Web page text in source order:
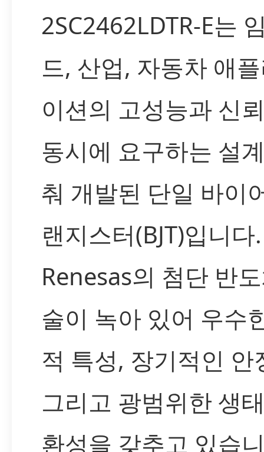
2SC2462LDTR-E는
드, 산업, 자동차 애
이션의 고성능과 신
동시에 요구하는 설
춰 개발된 단일 바이
랜지스터(BJT)입니다.
Renesas의 첨단 반
술이 녹아 있어 우수
적 특성, 장기적인 안
그리고 광범위한 생
환성을 갖추고 있습